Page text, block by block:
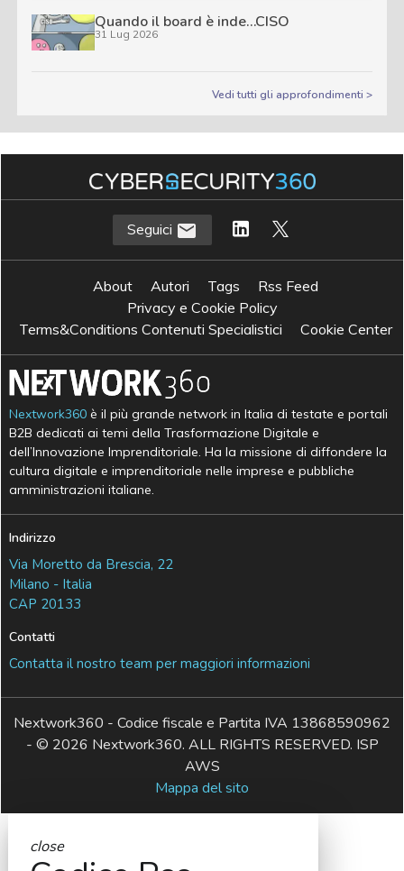
Quando il board è inde…CISO
31 Lug 2026
Vedi tutti gli approfondimenti >
Seguici
About Autori Tags
Rss Feed
Privacy e Cookie Policy
Terms&Conditions Contenuti Specialistici
Cookie Center
Nextwork360 è il più grande network in Italia di testate e portali
B2B dedicati ai temi della Trasformazione Digitale e
dell’Innovazione Imprenditoriale. Ha la missione di diffondere la
cultura digitale e imprenditoriale nelle imprese e pubbliche
amministrazioni italiane.
Indirizzo
Via Moretto da Brescia, 22
Milano - Italia
CAP 20133
Contatti
Contatta il nostro team per maggiori informazioni
Nextwork360 - Codice fiscale e Partita IVA 13868590962
- © 2026 Nextwork360. ALL RIGHTS RESERVED. ISP
AWS
Mappa del sito
close